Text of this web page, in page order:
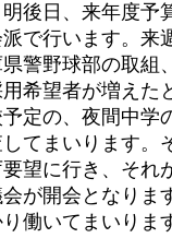
後日、来年度予
で行います。来
警野球部の取組
希望者が増えた
定の、夜間中学
てまいります。
望に行き、それ
が開会となりま
働いてまいりま